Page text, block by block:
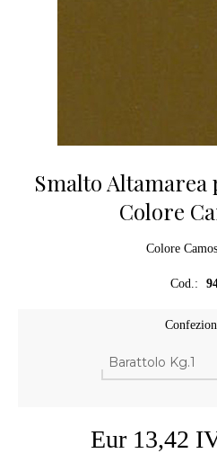
Smalto Altamarea
Colore
Colore
Cod.:
Eur 13,42